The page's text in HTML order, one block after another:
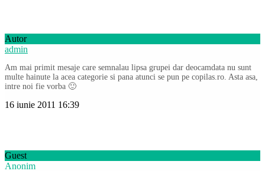
Autor
admin
Am mai primit mesaje care semnalau lipsa grupei dar deocamdata nu sunt
multe hainute la acea categorie si pana atunci se pun pe copilas.ro. Asta asa,
intre noi fie vorba 🙂
16 iunie 2011 16:39
Guest
Anonim